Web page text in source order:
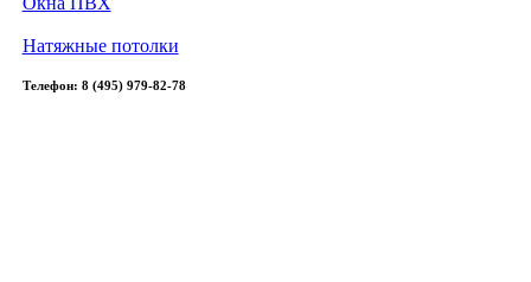
Натяжные потолки
Телефон: 8 (495) 979-82-78